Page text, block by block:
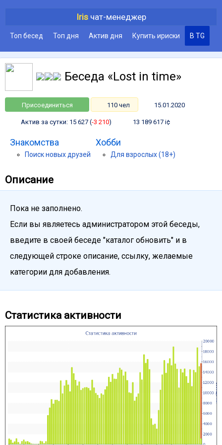
Irisчат-менеджер
Топ бесед Топ дня Актив дня Купить ириски В TG
Беседа «Lost in time»
Присоединиться 110 чел 15.01.2020
Актив за сутки: 15 627 (-3 210) 13 189 617 i¢
Знакомства
Поиск новых друзей
Хобби
Для взрослых (18+)
Описание
Пока не заполнено.
Если вы являетесь администратором этой беседы,
введите в своей беседе "каталог обновить" и в
следующей строке описание, ссылку, желаемые
категории для добавления.
Статистика активности